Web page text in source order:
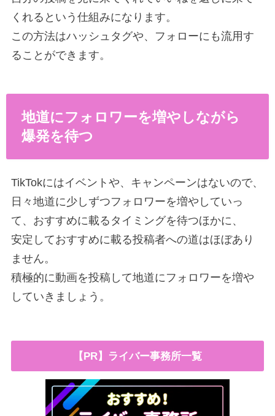
くれるという仕組みになります。
この方法はハッシュタグや、フォローにも流用す
ることができます。
地道にフォロワーを増やしながら
爆発を待つ
TikTokにはイベントや、キャンペーンはないので、
日々地道に少しずつフォロワーを増やしていっ
て、おすすめに載るタイミングを待つほかに、
安定しておすすめに載る投稿者への道はほぼあり
ません。
積極的に動画を投稿して地道にフォロワーを増や
していきましょう。
【PR】ライバー事務所一覧